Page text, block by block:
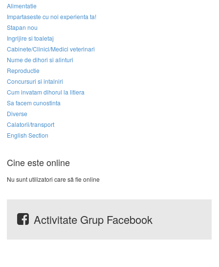
Alimentatie
Impartaseste cu noi experienta ta!
Stapan nou
Ingrijire si toaletaj
Cabinete/Clinici/Medici veterinari
Nume de dihori si alinturi
Reproductie
Concursuri si intalniri
Cum invatam dihorul la litiera
Sa facem cunostinta
Diverse
Calatorii/transport
English Section
Cine este online
Nu sunt utilizatori care să fie online
Activitate Grup Facebook